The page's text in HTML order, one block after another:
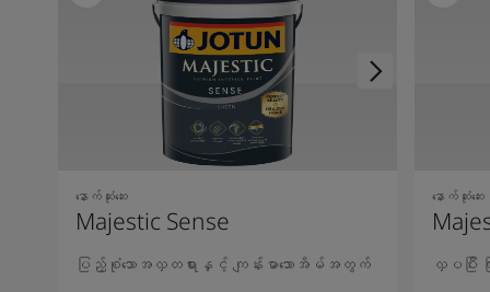
နောက်ဆုံးဆေး
Majestic Sense
ပြည့်စုံသောအလှတရားနှင့် ကျန်းမာသောအိမ်အတွက်
နောက်ဆုံးဆေး
လှပပြီ